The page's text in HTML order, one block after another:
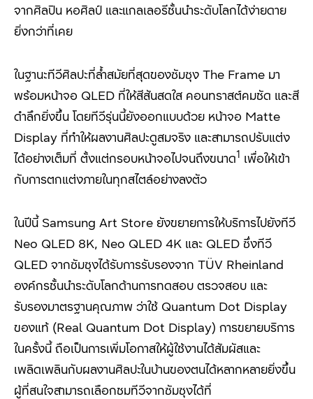
จากศิลปิน หอศิลป์ และแกลเลอรีชั้นนำระดับโลกได้ง่ายดาย
ยิ่งกว่าที่เคย
ในฐานะทีวีศิลปะที่ล้ำสมัยที่สุดของซัมซุง The Frame มา
พร้อมหน้าจอ QLED ที่ให้สีสันสดใส คอนทราสต์คมชัด และสี
ดำลึกยิ่งขึ้น โดยทีวีรุ่นนี้ยังออกแบบด้วย หน้าจอ Matte
Display ที่ทำให้ผลงานศิลปะดูสมจริง และสามารถปรับแต่ง
ได้อย่างเต็มที่ ตั้งแต่กรอบหน้าจอไปจนถึงขนาด1 เพื่อให้เข้า
กับการตกแต่งภายในทุกสไตล์อย่างลงตัว
ในปีนี้ Samsung Art Store ยังขยายการให้บริการไปยังทีวี
Neo QLED 8K, Neo QLED 4K และ QLED ซึ่งทีวี
QLED จากซัมซุงได้รับการรับรองจาก TÜV Rheinland
องค์กรชั้นนำระดับโลกด้านการทดสอบ ตรวจสอบ และ
รับรองมาตรฐานคุณภาพ ว่าใช้ Quantum Dot Display
ของแท้ (Real Quantum Dot Display) การขยายบริการ
ในครั้งนี้ ถือเป็นการเพิ่มโอกาสให้ผู้ใช้งานได้สัมผัสและ
เพลิดเพลินกับผลงานศิลปะในบ้านของตนได้หลากหลายยิ่งขึ้น
ผู้ที่สนใจสามารถเลือกชมทีวีจากซัมซุงได้ที่